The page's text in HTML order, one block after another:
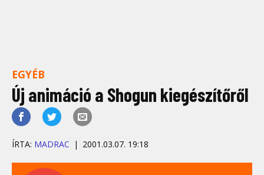
EGYÉB
Új animáció a Shogun kiegészítőről
ÍRTA: MADRAC 2001.03.07. 19:18